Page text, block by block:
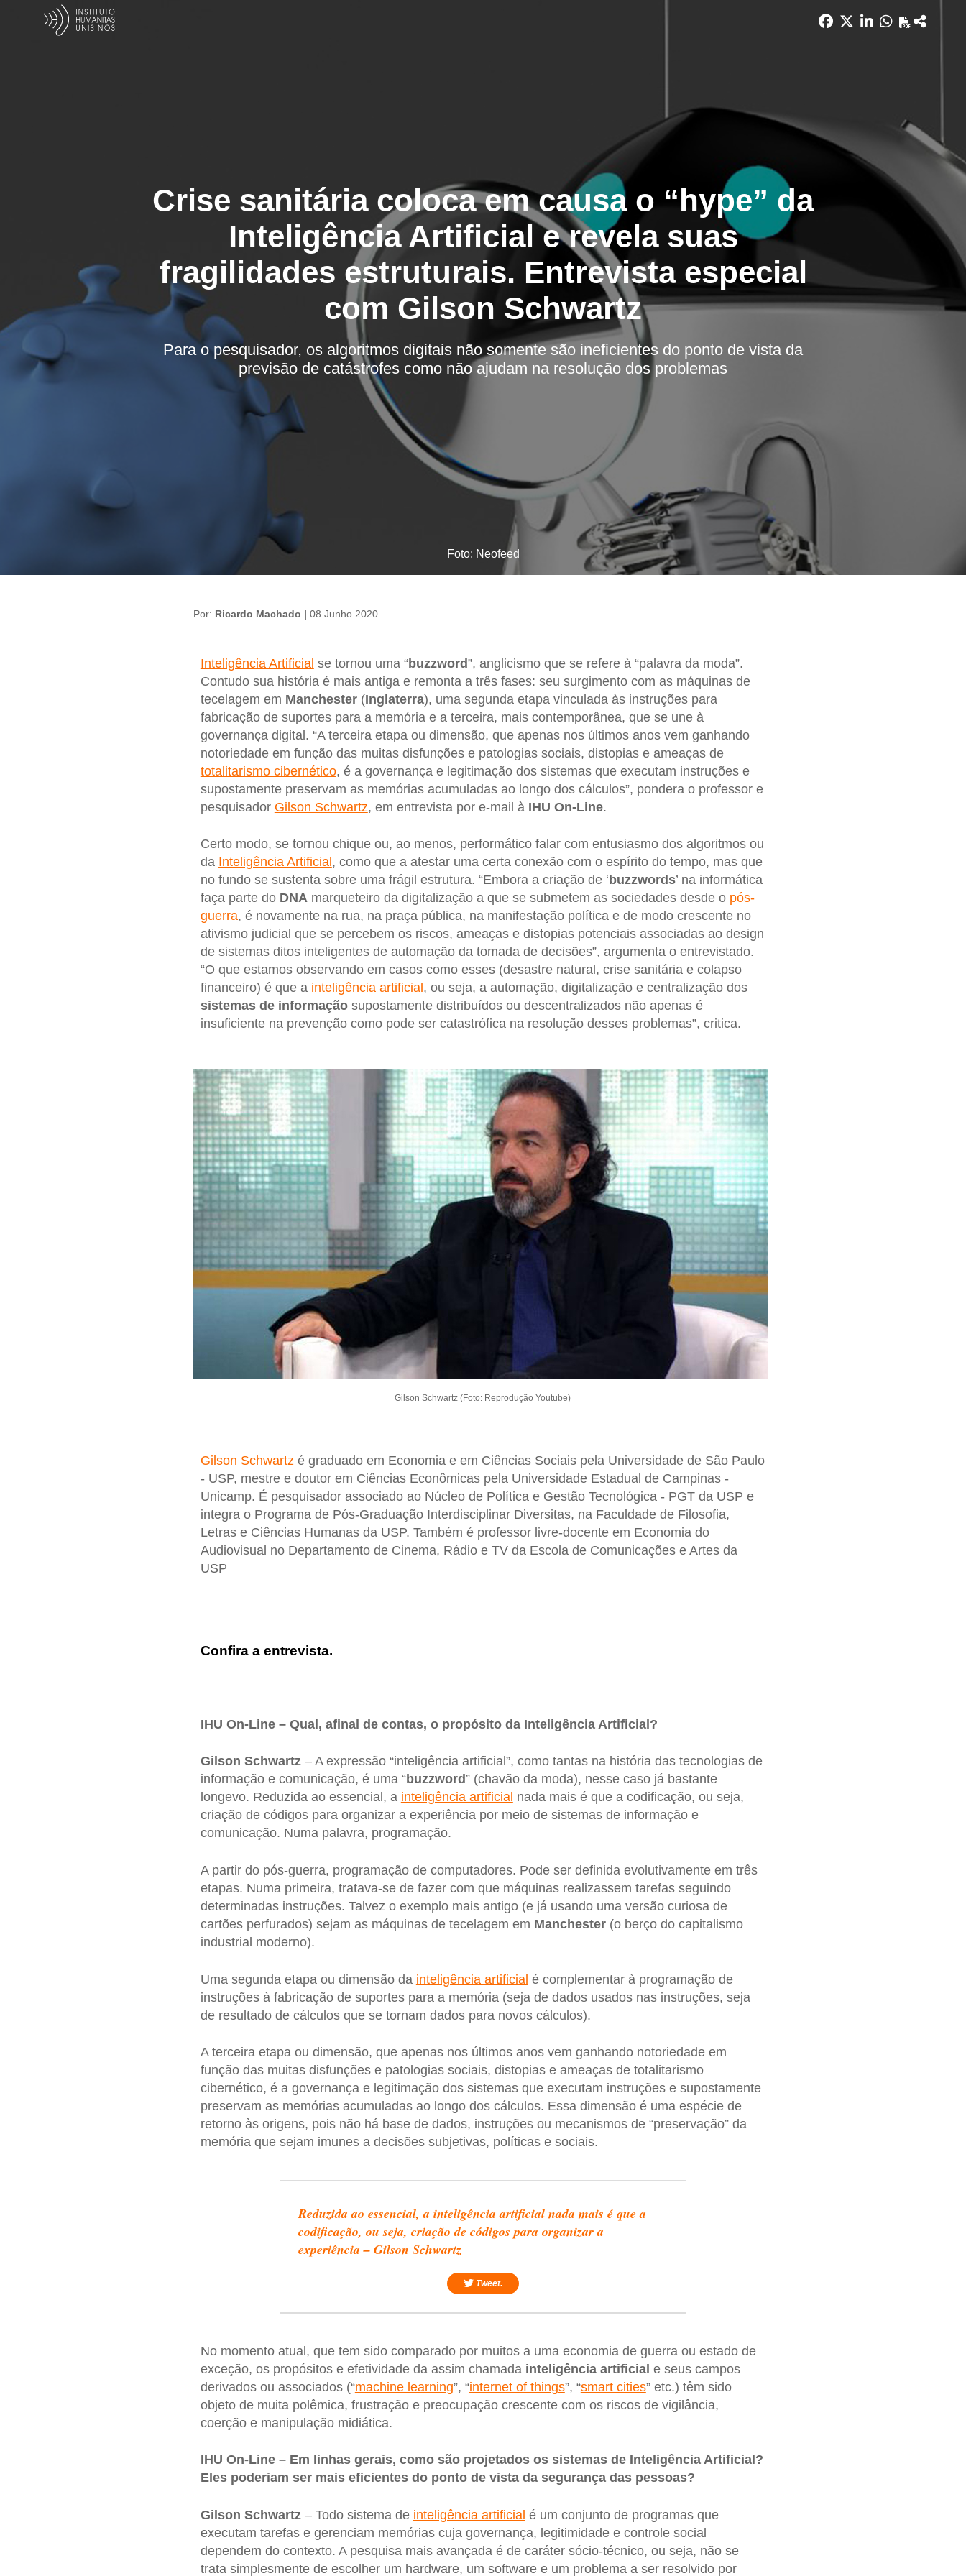
Crise sanitária coloca em causa o “hype” da
Inteligência Artificial e revela suas
fragilidades estruturais. Entrevista especial
com Gilson Schwartz
Para o pesquisador, os algoritmos digitais não somente são ineficientes do ponto de vista da
previsão de catástrofes como não ajudam na resolução dos problemas
Foto: Neofeed
Por: Ricardo Machado | 08 Junho 2020
Inteligência Artificial se tornou uma “buzzword”, anglicismo que se refere à “palavra da moda”.
Contudo sua história é mais antiga e remonta a três fases: seu surgimento com as máquinas de
tecelagem em Manchester(Inglaterra), uma segunda etapa vinculada às instruções para
fabricação de suportes para a memória e a terceira, mais contemporânea, que se une à
governança digital. “A terceira etapa ou dimensão, que apenas nos últimos anos vem ganhando
notoriedade em função das muitas disfunções e patologias sociais, distopias e ameaças de
totalitarismo cibernético, é a governança e legitimação dos sistemas que executam instruções e
supostamente preservam as memórias acumuladas ao longo dos cálculos”, pondera o professor e
pesquisador Gilson Schwartz, em entrevista por e-mail à IHU On-Line.
Certo modo, se tornou chique ou, ao menos, performático falar com entusiasmo dos algoritmos ou
da Inteligência Artificial , como que a atestar uma certa conexão com o espírito do tempo, mas que
no fundo se sustenta sobre uma frágil estrutura. “Embora a criação de ‘ buzzwords’ na informática
faça parte do DNAmarqueteiro da digitalização a que se submetem as sociedades desde o pós-
guerra, é novamente na rua, na praça pública, na manifestação política e de modo crescente no
ativismo judicial que se percebem os riscos, ameaças e distopias potenciais associadas ao design
de sistemas ditos inteligentes de automação da tomada de decisões”, argumenta o entrevistado.
“O que estamos observando em casos como esses (desastre natural, crise sanitária e colapso
financeiro) é que a inteligência artificial , ou seja, a automação, digitalização e centralização dos
sistemas de informaçãosupostamente distribuídos ou descentralizados não apenas é
insuficiente na prevenção como pode ser catastrófica na resolução desses problemas”, critica.
Gilson Schwartz (Foto: Reprodução Youtube)
Gilson Schwartz é graduado em Economia e em Ciências Sociais pela Universidade de São Paulo
- USP, mestre e doutor em Ciências Econômicas pela Universidade Estadual de Campinas -
Unicamp. É pesquisador associado ao Núcleo de Política e Gestão Tecnológica - PGT da USP e
integra o Programa de Pós-Graduação Interdisciplinar Diversitas, na Faculdade de Filosofia,
Letras e Ciências Humanas da USP. Também é professor livre-docente em Economia do
Audiovisual no Departamento de Cinema, Rádio e TV da Escola de Comunicações e Artes da
USP
Confira a entrevista.
IHU On-Line – Qual, afinal de contas, o propósito da Inteligência Artificial?
Gilson Schwartz– A expressão “inteligência artificial”, como tantas na história das tecnologias de
informação e comunicação, é uma “buzzword” (chavão da moda), nesse caso já bastante
longevo. Reduzida ao essencial, a inteligência artificial nada mais é que a codificação, ou seja,
criação de códigos para organizar a experiência por meio de sistemas de informação e
comunicação. Numa palavra, programação.
A partir do pós-guerra, programação de computadores. Pode ser definida evolutivamente em três
etapas. Numa primeira, tratava-se de fazer com que máquinas realizassem tarefas seguindo
determinadas instruções. Talvez o exemplo mais antigo (e já usando uma versão curiosa de
cartões perfurados) sejam as máquinas de tecelagem em Manchester(o berço do capitalismo
industrial moderno).
Uma segunda etapa ou dimensão da inteligência artificial é complementar à programação de
instruções à fabricação de suportes para a memória (seja de dados usados nas instruções, seja
de resultado de cálculos que se tornam dados para novos cálculos).
A terceira etapa ou dimensão, que apenas nos últimos anos vem ganhando notoriedade em
função das muitas disfunções e patologias sociais, distopias e ameaças de totalitarismo
cibernético, é a governança e legitimação dos sistemas que executam instruções e supostamente
preservam as memórias acumuladas ao longo dos cálculos. Essa dimensão é uma espécie de
retorno às origens, pois não há base de dados, instruções ou mecanismos de “preservação” da
memória que sejam imunes a decisões subjetivas, políticas e sociais.
Reduzida ao essencial, a inteligência artificial nada mais é que a
codificação, ou seja, criação de códigos para organizar a
experiência – Gilson Schwartz
Tweet.
No momento atual, que tem sido comparado por muitos a uma economia de guerra ou estado de
exceção, os propósitos e efetividade da assim chamada inteligência artificial e seus campos
derivados ou associados (“machine learning”, “internet of things”, “smart cities” etc.) têm sido
objeto de muita polêmica, frustração e preocupação crescente com os riscos de vigilância,
coerção e manipulação midiática.
IHU On-Line – Em linhas gerais, como são projetados os sistemas de Inteligência Artificial?
Eles poderiam ser mais eficientes do ponto de vista da segurança das pessoas?
Gilson Schwartz– Todo sistema de inteligência artificial é um conjunto de programas que
executam tarefas e gerenciam memórias cuja governança, legitimidade e controle social
dependem do contexto. A pesquisa mais avançada é de caráter sócio-técnico, ou seja, não se
trata simplesmente de escolher um hardware, um software e um problema a ser resolvido por